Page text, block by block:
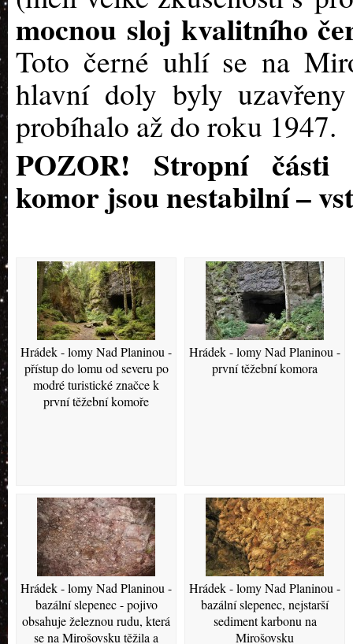
mocnou sloj kvalitního
Toto černé uhlí se na
hlavní doly byly
probíhalo až do roku 1947.
POZOR! Stropní části
komor jsou nestabilní –
Hrádek - lomy Nad Planinou -
přístup do lomu od severu po
modré turistické značce k
první těžební komoře
Hrádek - lomy Nad Planinou -
první těžební komora
Hrádek - lomy Nad Planinou -
bazální slepenec - pojivo
obsahuje železnou rudu, která
se na Mirošovsku těžila a
Hrádek - lomy Nad Planinou -
bazální slepenec, nejstarší
sediment karbonu na
Mirošovsku